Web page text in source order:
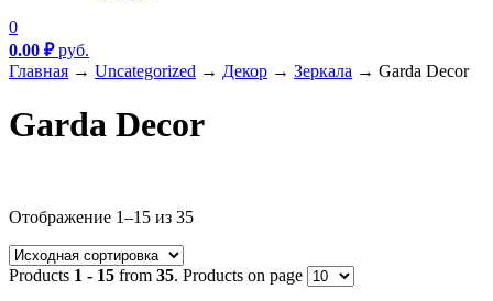
0
0.00 ₽руб.
Главная → Uncategorized → Декор → Зеркала → Garda Decor
Garda Decor
Метки товаров
Отображение 1–15 из 35
Products 1 - 15 from 35. Products on page